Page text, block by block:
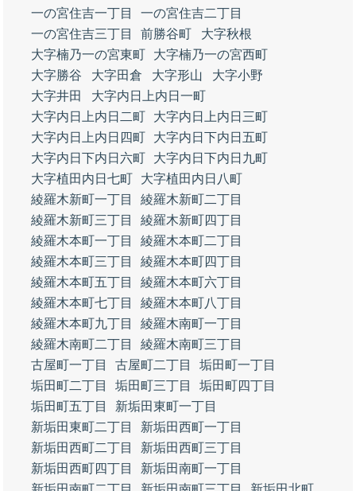
一の宮住吉一丁目
一の宮住吉二丁目
一の宮住吉三丁目
前勝谷町
大字秋根
大字楠乃一の宮東町
大字楠乃一の宮西町
大字勝谷
大字田倉 大字形山
大字小野
大字井田
大字内日上内日一町
大字内日上内日二町
大字内日上内日三町
大字内日上内日四町
大字内日下内日五町
大字内日下内日六町
大字内日下内日九町
大字植田内日七町
大字植田内日八町
綾羅木新町一丁目
綾羅木新町二丁目
綾羅木新町三丁目
綾羅木新町四丁目
綾羅木本町一丁目
綾羅木本町二丁目
綾羅木本町三丁目
綾羅木本町四丁目
綾羅木本町五丁目
綾羅木本町六丁目
綾羅木本町七丁目
綾羅木本町八丁目
綾羅木本町九丁目
綾羅木南町一丁目
綾羅木南町二丁目
綾羅木南町三丁目
古屋町一丁目
古屋町二丁目
垢田町一丁目
垢田町二丁目
垢田町三丁目
垢田町四丁目
垢田町五丁目
新垢田東町一丁目
新垢田東町二丁目
新垢田西町一丁目
新垢田西町二丁目
新垢田西町三丁目
新垢田西町四丁目
新垢田南町一丁目